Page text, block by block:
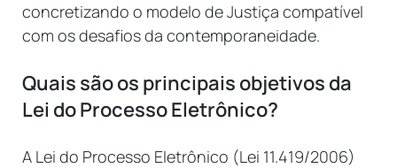
concretizando o modelo de Justiça compatível
com os desafios da contemporaneidade.
Quais são os principais objetivos da
Lei do Processo Eletrônico?
A Lei do Processo Eletrônico (Lei 11.419/2006)